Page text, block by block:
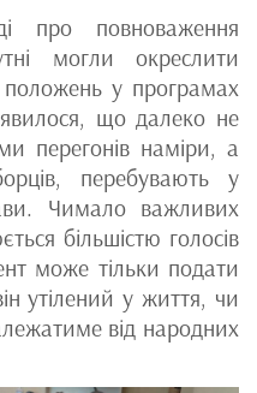
про повноваження
могли окреслити
положень у програмах
що далеко не
перегонів наміри, а
перебувають у
Чимало важливих
більшістю голосів
може тільки подати
утілений у життя, чи
від народних